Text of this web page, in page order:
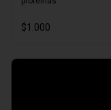
$1.000